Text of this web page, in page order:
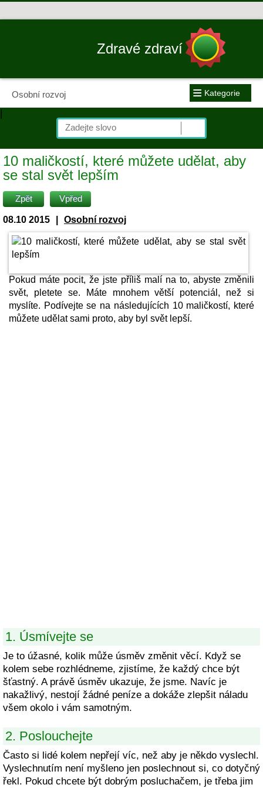
Zdravé zdraví
Osobní rozvoj ≡ Kategorie
|
10 maličkostí, které můžete udělat, aby
se stal svět lepším
Zpět Vpřed
08.10 2015 Osobní rozvoj
Pokud máte pocit, že jste příliš malí na to, abyste změnili
svět, pletete se. Máte mnohem větší potenciál, než si
myslíte. Podívejte se na následujících 10 maličkostí, které
můžete udělat sami proto, aby byl svět lepší.
1. Úsmívejte se
Je to úžasné, kolik může úsměv změnit věcí. Když se
kolem sebe rozhlédneme, zjistíme, že každý chce být
šťastný. A právě úsměv ukazuje, že jsme. Navíc je
nakažlivý, nestojí žádné peníze a dokáže zlepšit náladu
všem okolo i vám samotným.
2. Poslouchejte
Často si lidé kolem nepřejí víc, než aby je někdo vyslechl.
Vyslechnutím není myšleno jen poslechnout si, co dotyčný
řekl. Pokud chcete být dobrým posluchačem, je třeba jim